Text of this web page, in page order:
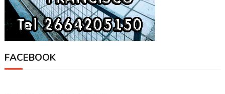
FACEBOOK